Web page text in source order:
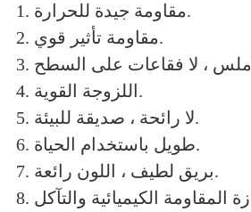
1. مقاومة جيدة للحرارة.
2. مقاومة تأثير قوي.
4. اللزوجة القوية.
5. لا رائحة ، صديقة للبيئة.
6. طويل باستخدام الحياة.
7. بريق لطيف ، اللون رائعة.
المقاومة الكيميائية والتآكل